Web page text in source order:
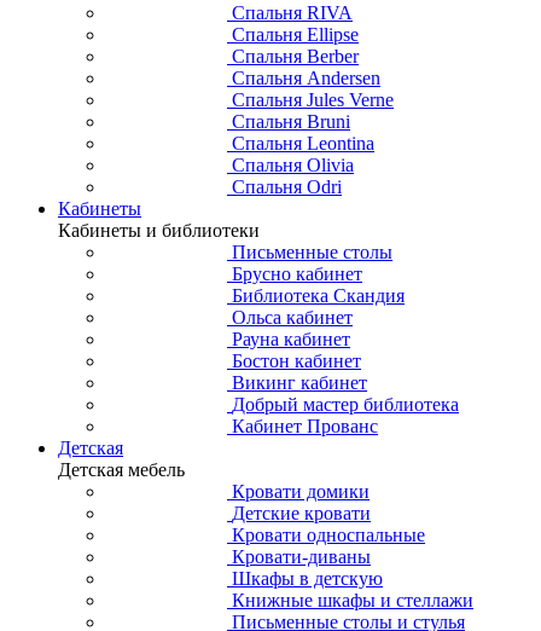
Спальня RIVA
Спальня Ellipse
Спальня Berber
Спальня Andersen
Спальня Jules Verne
Спальня Bruni
Спальня Leontina
Спальня Olivia
Спальня Odri
Кабинеты
Кабинеты и библиотеки
Письменные столы
Брусно кабинет
Библиотека Скандия
Ольса кабинет
Рауна кабинет
Бостон кабинет
Викинг кабинет
Добрый мастер библиотека
Кабинет Прованс
Детская
Детская мебель
Кровати домики
Детские кровати
Кровати односпальные
Кровати-диваны
Шкафы в детскую
Книжные шкафы и стеллажи
Письменные столы и стулья